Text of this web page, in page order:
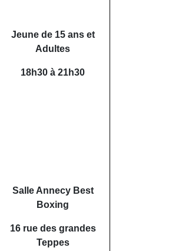
Jeune de 15 ans et
Adultes
18h30 à 21h30
Salle Annecy Best
Boxing
16 rue des grandes
Teppes